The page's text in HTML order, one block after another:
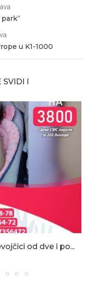
u K1-1000
SVIDI I
od dve i po...